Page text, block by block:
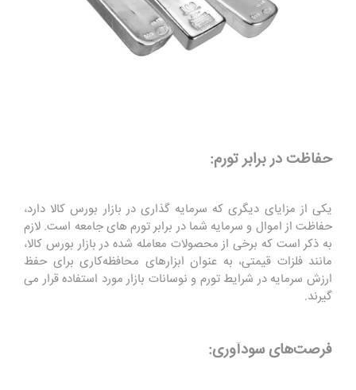
حفاظت در برابر تورم:
یکی از مزایای دیگری که سرمایه گذاری در بازار بورس کالا دارد،
حفاظت از اموال و سرمایه شما در برابر تورم های جامعه است. لازم
به ذکر است که برخی از محصولات معامله‌ شده در بازار بورس کالا،
مانند فلزات قیمتی، به عنوان ابزارهای محافظه‌کاری برای حفظ
ارزش سرمایه در شرایط تورم و نوسانات بازار مورد استفاده قرار می‌
گیرند.
فرصت‌های سودآوری: